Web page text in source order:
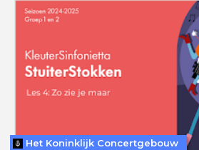
Het Koninklijk Concertgebouw